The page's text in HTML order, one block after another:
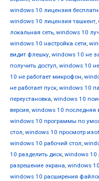
windows 10 лицензия
windows 10 лицензия ташкент,
локальная сеть, windows 10
windows 10 настройка сети,
видит флешку, windows 10 не
получить доступ, windows 10
10 не работает микрофон,
не работает пуск, windows 10
переустановка, windows 10
версия, windows 10 последняя
windows 10 программы по
стол, windows 10 просмотр
windows 10 рабочий стол,
10 разделить диск, windows 10
разрешение экрана, windows
windows 10 расширения